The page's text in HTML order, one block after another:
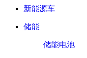
新能源车
储能
储能电池